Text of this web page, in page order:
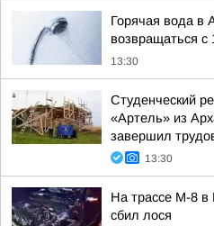
Горячая вода в
возвращаться с
13:30
Студенческий
«Артель» из
завершил
13:30
На трассе М-8 в
сбил лося